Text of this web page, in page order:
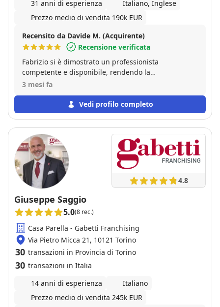
31 anni di esperienza
Italiano, Inglese
Prezzo medio di vendita 190k EUR
Recensito da Davide M. (Acquirente)
Recensione verificata
Fabrizio si è dimostrato un professionista
competente e disponibile, rendendo la
compravendita semplice e serena in ogni fase.
3 mesi fa
Vedi profilo completo
4.8
Giuseppe Saggio
5.0(8 rec.)
Casa Parella - Gabetti Franchising
Via Pietro Micca 21, 10121 Torino
30 transazioni in Provincia di Torino
30 transazioni in Italia
14 anni di esperienza
Italiano
Prezzo medio di vendita 245k EUR